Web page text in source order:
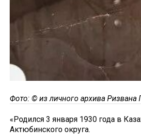
Фото: © из личного архива Ризвана
«Родился 3 января 1930 года в
Актюбинского округа.